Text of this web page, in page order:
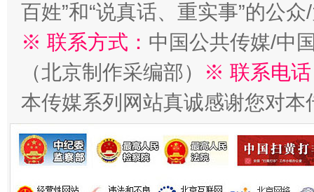
千年窑火 生生不息 一
百姓”和“说真话、重实事”的公
※ 联系方式： 中国公共传媒/中
（北京制作采编部）
※ 联系电
本传媒系列网站真诚感谢您对